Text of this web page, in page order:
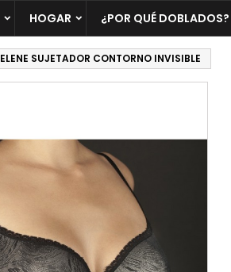
HOGAR ¿POR QUÉ DOBLADOS?
SUJETADOR CONTORNO INVISIBLE